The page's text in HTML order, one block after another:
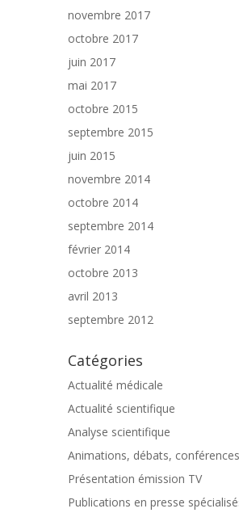
novembre 2017
octobre 2017
juin 2017
mai 2017
octobre 2015
septembre 2015
juin 2015
novembre 2014
octobre 2014
septembre 2014
février 2014
octobre 2013
avril 2013
septembre 2012
Catégories
Actualité médicale
Actualité scientifique
Analyse scientifique
Animations, débats, conférences
Présentation émission TV
Publications en presse